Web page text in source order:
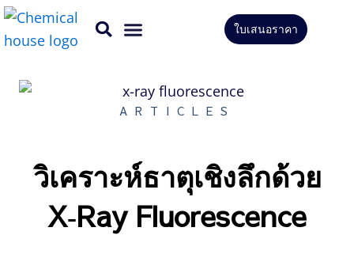
Skip
to
ใบเสนอราคา
ARTICLES
วิเคราะห์ธาตุเชิงลึกด้วย
X‑Ray Fluorescence